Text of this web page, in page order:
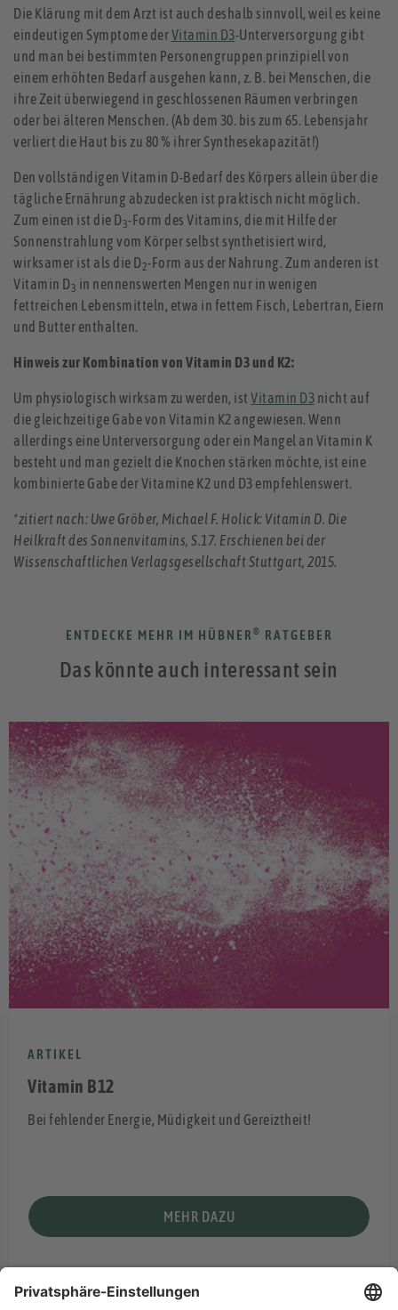
Die Klärung mit dem Arzt ist auch deshalb sinnvoll, weil es keine
eindeutigen Symptome derVitamin D3-Unterversorgung gibt
und man bei bestimmten Personengruppen prinzipiell von
einem erhöhten Bedarf ausgehen kann, z. B. bei Menschen, die
ihre Zeit überwiegend in geschlossenen Räumen verbringen
oder bei älteren Menschen. (Ab dem 30. bis zum 65. Lebensjahr
verliert die Haut bis zu 80 % ihrer Synthesekapazität!)
Den vollständigen Vitamin D-Bedarf des Körpers allein über die
tägliche Ernährung abzudecken ist praktisch nicht möglich.
Zum einen ist die D3-Form des Vitamins, die mit Hilfe der
Sonnenstrahlung vom Körper selbst synthetisiert wird,
wirksamer ist als die D2-Form aus der Nahrung. Zum anderen ist
Vitamin D3 in nennenswerten Mengen nur in wenigen
fettreichen Lebensmitteln, etwa in fettem Fisch, Lebertran, Eiern
und Butter enthalten.
Hinweis zur Kombination von Vitamin D3 und K2:
Um physiologisch wirksam zu werden, ist Vitamin D3 nicht auf
die gleichzeitige Gabe von Vitamin K2 angewiesen. Wenn
allerdings eine Unterversorgung oder ein Mangel an Vitamin K
besteht und man gezielt die Knochen stärken möchte, ist eine
kombinierte Gabe der Vitamine K2 und D3 empfehlenswert.
*zitiert nach: Uwe Gröber, Michael F. Holick: Vitamin D. Die
Heilkraft des Sonnenvitamins, S.17. Erschienen bei der
Wissenschaftlichen Verlagsgesellschaft Stuttgart, 2015.
ENTDECKE MEHR IM HÜBNER ® RATGEBER
Das könnte auch interessant sein
ARTIKEL
Vitamin B12
Bei fehlender Energie, Müdigkeit und Gereiztheit!
MEHR DAZU